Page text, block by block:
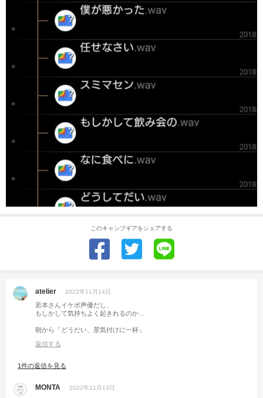
このキャンプギアをシェアする
atelier 2022年11月14日
若本さんイケボ声優だし、
もしかして気持ちよく起きれるのか…
朝から「どうだい、景気付けに一杯」
返信する
1件の返信を見る
MONTA 2022年11月13日